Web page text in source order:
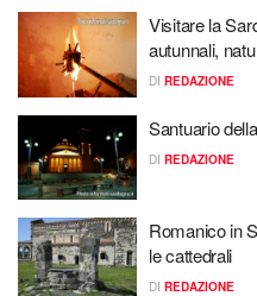
Visitare la
autunnali,
DI REDAZIONE
Santuario
DI REDAZIONE
Romanico in
le cattedrali
DI REDAZIONE